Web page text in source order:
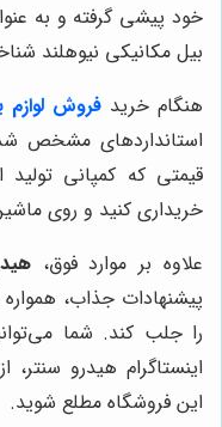
خود پیشی گرفته و به
بیل مکانیکی نیوهلند
هنگام خریدفروش
استانداردهای مشخص
قیمتی که کمپانی تولید
خریداری کنید و روی
علاوه بر موارد فوق،
پیشنهادات جذاب،
را جلب کند. شما
اینستاگرام هیدرو
این فروشگاه مطلع شوید.